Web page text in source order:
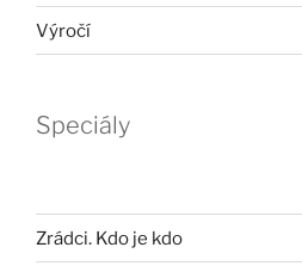
Výročí
Speciály
Zrádci. Kdo je kdo